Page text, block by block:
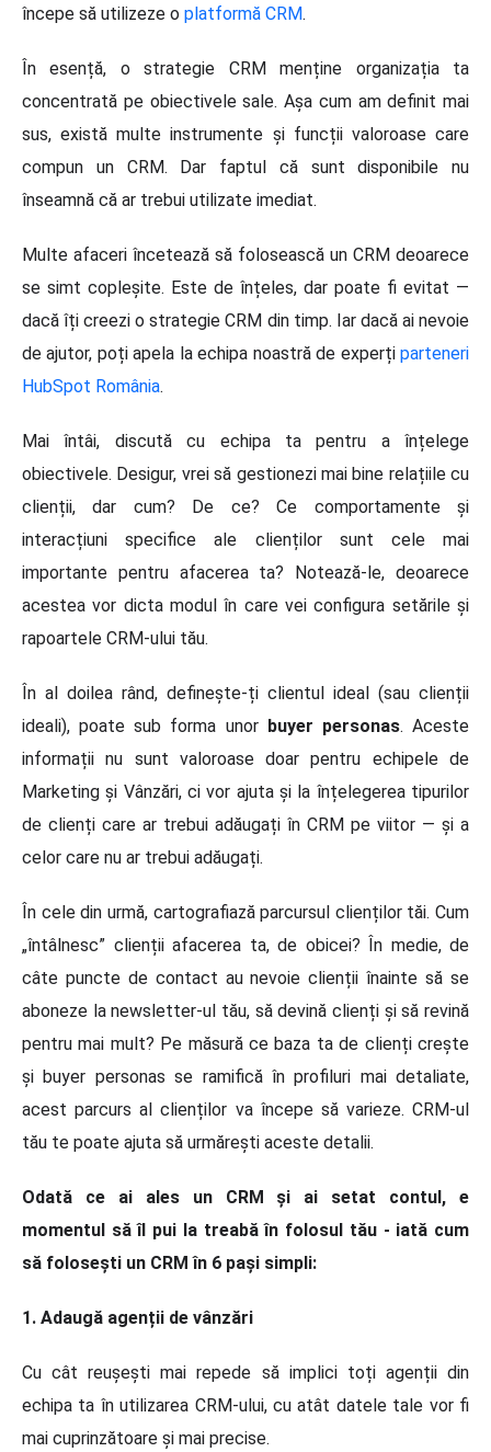
începe să utilizeze o platformă CRM.
În esență, o strategie CRM menține organizația ta
concentrată pe obiectivele sale. Așa cum am definit mai
sus, există multe instrumente și funcții valoroase care
compun un CRM. Dar faptul că sunt disponibile nu
înseamnă că ar trebui utilizate imediat.
Multe afaceri încetează să folosească un CRM deoarece
se simt copleșite. Este de înțeles, dar poate fi evitat —
dacă îți creezi o strategie CRM din timp. Iar dacă ai nevoie
de ajutor, poți apela la echipa noastră de experți parteneri
HubSpot România.
Mai întâi, discută cu echipa ta pentru a înțelege
obiectivele. Desigur, vrei să gestionezi mai bine relațiile cu
clienții, dar cum? De ce? Ce comportamente și
interacțiuni specifice ale clienților sunt cele mai
importante pentru afacerea ta? Notează-le, deoarece
acestea vor dicta modul în care vei configura setările și
rapoartele CRM-ului tău.
În al doilea rând, definește-ți clientul ideal (sau clienții
ideali), poate sub forma unor buyer personas. Aceste
informații nu sunt valoroase doar pentru echipele de
Marketing și Vânzări, ci vor ajuta și la înțelegerea tipurilor
de clienți care ar trebui adăugați în CRM pe viitor — și a
celor care nu ar trebui adăugați.
În cele din urmă, cartografiază parcursul clienților tăi. Cum
„întâlnesc” clienții afacerea ta, de obicei? În medie, de
câte puncte de contact au nevoie clienții înainte să se
aboneze la newsletter-ul tău, să devină clienți și să revină
pentru mai mult? Pe măsură ce baza ta de clienți crește
și buyer personas se ramifică în profiluri mai detaliate,
acest parcurs al clienților va începe să varieze. CRM-ul
tău te poate ajuta să urmărești aceste detalii.
Odată ce ai ales un CRM și ai setat contul, e
momentul să îl pui la treabă în folosul tău - iată cum
să folosești un CRM în 6 pași simpli:
1. Adaugă agenții de vânzări
Cu cât reușești mai repede să implici toți agenții din
echipa ta în utilizarea CRM-ului, cu atât datele tale vor fi
mai cuprinzătoare și mai precise.